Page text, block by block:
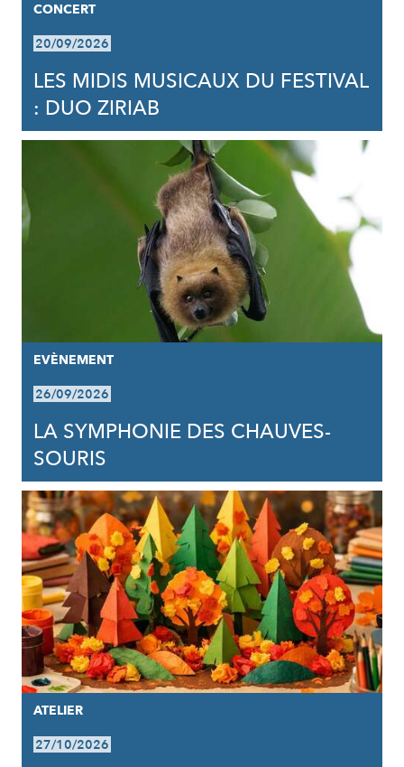
CONCERT
20/09/2026
LES MIDIS MUSICAUX DU FESTIVAL
: DUO ZIRIAB
EVÈNEMENT
26/09/2026
LA SYMPHONIE DES CHAUVES-
SOURIS
ATELIER
27/10/2026